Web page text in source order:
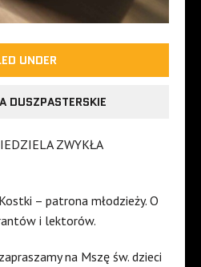
UNDER
DUSZPASTERSKIE
ZWYKŁA
– patrona młodzieży. O
i lektorów.
na Mszę św. dzieci